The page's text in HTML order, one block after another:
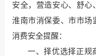
安全，营造安心、舒心
淮南市消保委、市市场
消费安全提醒：
一、择优选择正规